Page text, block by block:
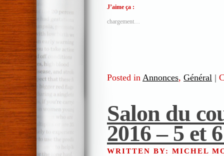
J’aime ça :
chargement…
Posted in Annonces, Général |
Salon du
2016 – 5 et
WRITTEN BY: MICHEL